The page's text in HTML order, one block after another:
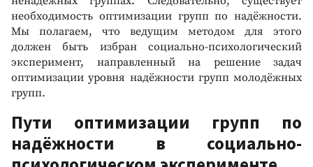
необходимость оптимизации групп по надёжности.
Мы полагаем, что ведущим методом для этого
должен быть избран социально-психологический
эксперимент, направленный на решение задач
оптимизации уровня надёжности групп молодёжных
групп.
Пути оптимизации групп по
надёжности в социально-